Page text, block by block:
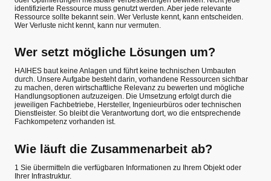
identifizierte Ressource muss genutzt werden. Aber jede relevante
Ressource sollte bekannt sein. Wer Verluste kennt, kann entscheiden.
Wer Verluste nicht kennt, kann nur vermuten.
Wer setzt mögliche Lösungen um?
HAIHES baut keine Anlagen und führt keine technischen Umbauten
durch. Unsere Aufgabe besteht darin, vorhandene Ressourcen sichtbar
zu machen, deren wirtschaftliche Relevanz zu bewerten und mögliche
Handlungsoptionen aufzuzeigen. Die Umsetzung erfolgt durch die
jeweiligen Fachbetriebe, Hersteller, Ingenieurbüros oder technischen
Dienstleister. So bleibt die Verantwortung dort, wo die entsprechende
Fachkompetenz vorhanden ist.
Wie läuft die Zusammenarbeit ab?
1 Sie übermitteln die verfügbaren Informationen zu Ihrem Objekt oder
Ihrer Infrastruktur.